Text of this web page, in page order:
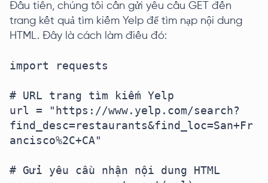
Đầu tiên, chúng tôi cần gửi yêu cầu GET đến
trang kết quả tìm kiếm Yelp để tìm nạp nội dung
HTML. Đây là cách làm điều đó:
import requests
# URL trang tìm kiếm Yelp
url = "https://www.yelp.com/search?
find_desc=restaurants&find_loc=San+Fr
ancisco%2C+CA"
# Gửi yêu cầu nhận nội dung HTML